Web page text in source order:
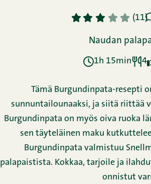
1 2 3 4 5 (11)
Naudan
1h 15min 4
Tämä Burgundinpata-resepti
sunnuntailounaaksi, ja siitä riittää
Burgundinpata on myös oiva ruoka
sen täyteläinen maku
Burgundinpata valmistuu
palapaistista. Kokkaa, tarjoile ja
onnistut